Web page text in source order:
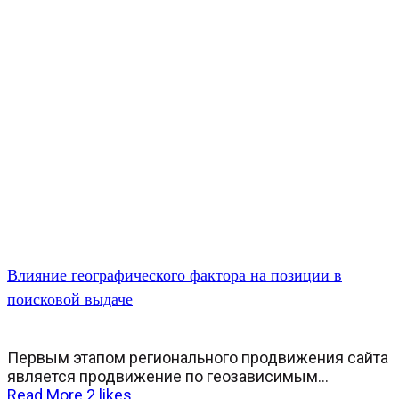
Влияние географического фактора на позиции в
поисковой выдаче
Первым этапом регионального продвижения сайта
является продвижение по геозависимым...
Read More 2 likes